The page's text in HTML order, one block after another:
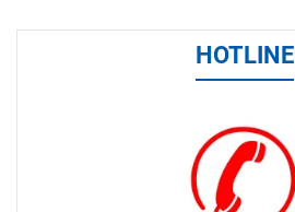
HOTLINE